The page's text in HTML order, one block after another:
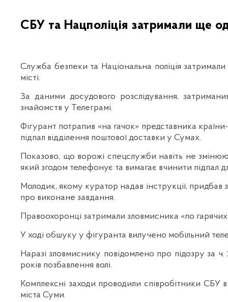
СБУ та Нацполіція затримали ще
Служба безпеки та Національна поліція
місті.
За даними досудового розслідування,
знайомств у Телеграмі.
Фігурант потрапив «на гачок» представника
підпал відділення поштової доставки у Сумах.
Показово, що ворожі спецслужби навіть не
який згодом телефонує та вимагає вчинити підпал
Молодик, якому куратор надав інструкції, придбав
про виконане завдання.
Правоохоронці затримали зловмисника «по гарячих
У ході обшуку у фігуранта вилучено мобільний
Наразі зловмиснику повідомлено про підозру за
років позбавлення волі.
Комплексні заходи проводили співробітники СБУ
міста Суми.